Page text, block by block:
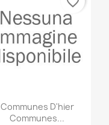
Anteprima
Communes D'hier
Communes...